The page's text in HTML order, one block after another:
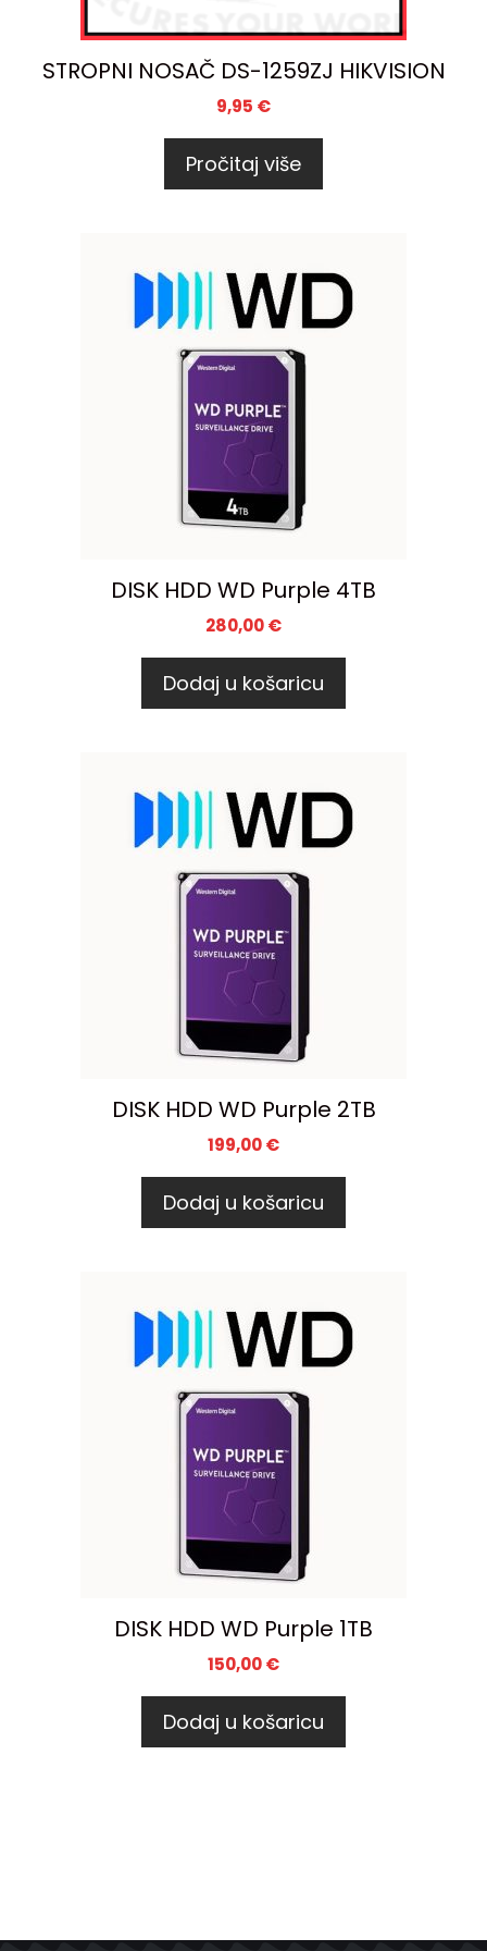
STROPNI NOSAČ DS-1259ZJ HIKVISION
9,95 €
Pročitaj više
DISK HDD WD Purple 4TB
280,00€
Dodaj u košaricu
DISK HDD WD Purple 2TB
199,00€
Dodaj u košaricu
DISK HDD WD Purple 1TB
150,00€
Dodaj u košaricu